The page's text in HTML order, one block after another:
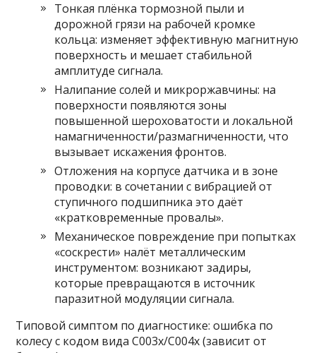
Тонкая плёнка тормозной пыли и
дорожной грязи на рабочей кромке
кольца: изменяет эффективную магнитную
поверхность и мешает стабильной
амплитуде сигнала.
Налипание солей и микроржавчины: на
поверхности появляются зоны
повышенной шероховатости и локальной
намагниченности/размагниченности, что
вызывает искажения фронтов.
Отложения на корпусе датчика и в зоне
проводки: в сочетании с вибрацией от
ступичного подшипника это даёт
«кратковременные провалы».
Механическое повреждение при попытках
«соскрести» налёт металлическим
инструментом: возникают задиры,
которые превращаются в источник
паразитной модуляции сигнала.
Типовой симптом по диагностике: ошибка по
колесу с кодом вида C003x/C004x (зависит от